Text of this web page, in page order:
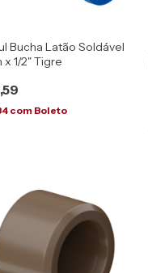
Bucha Latão Soldável
x 1/2" Tigre
com Boleto